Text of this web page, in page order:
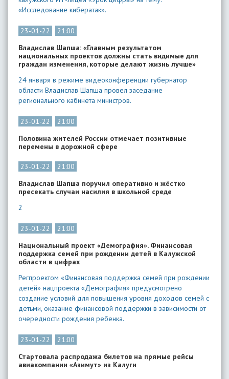
«Исследование кибератак».
23-01-22
21:00
Владислав Шапша: «Главным результатом
национальных проектов должны стать видимые для
граждан изменения, которые делают жизнь лучше»
24 января в режиме видеоконференции губернатор
области Владислав Шапша провел заседание
регионального кабинета министров.
23-01-22
21:00
Половина жителей России отмечает позитивные
перемены в дорожной сфере
23-01-22
21:00
Владислав Шапша поручил оперативно и жёстко
пресекать случаи насилия в школьной среде
2
23-01-22
21:00
Национальный проект «Демография». Финансовая
поддержка семей при рождении детей в Калужской
области в цифрах
Регпроектом «Финансовая поддержка семей при рождении
детей» нацпроекта «Демография» предусмотрено
создание условий для повышения уровня доходов семей с
детьми, оказание финансовой поддержки в зависимости от
очередности рождения ребенка.
23-01-22
21:00
Стартовала распродажа билетов на прямые рейсы
авиакомпании «Азимут» из Калуги